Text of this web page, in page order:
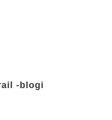
-blogi